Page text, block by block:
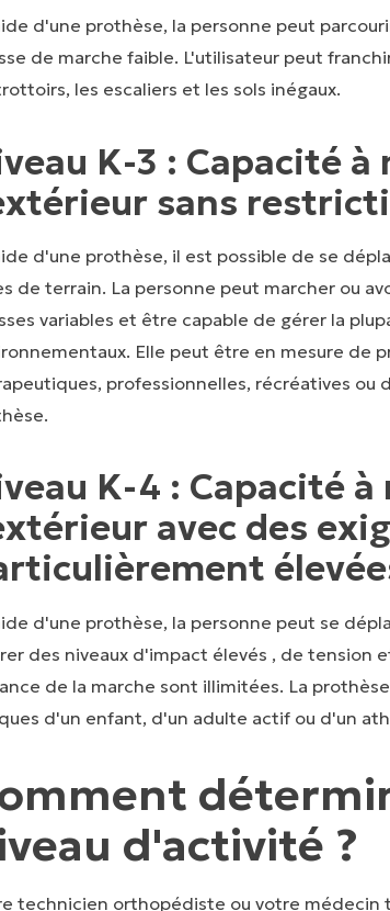
d'une prothèse, la personne peut
de marche faible. L'utilisateur peut
les escaliers et les sols inégaux.
K-3 : Capacité à
sans
d'une prothèse, il est possible de se
de terrain. La personne peut marcher ou
variables et être capable de gérer la
Elle peut être en mesure de
professionnelles, récréatives ou
K-4 : Capacité à
avec des
d'une prothèse, la personne peut se
des niveaux d'impact élevés , de tension
de la marche sont illimitées. La
d'un enfant, d'un adulte actif ou d'un
d'activité ?
technicien orthopédiste ou votre médecin